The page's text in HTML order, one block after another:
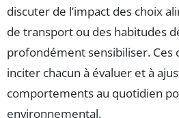
discuter de l’impact des choix
de transport ou des habitudes
profondément sensibiliser. Ces
inciter chacun à évaluer et à
comportements au quotidien
environnemental.